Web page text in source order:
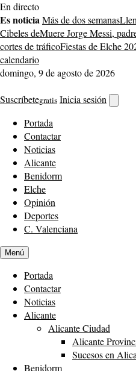
Saltar
al
contenido
En directo
Es noticiaMás de dos semanas
Cibeles deMuere Jorge Messi,
cortes de tráficoFiestas de Elche
calendario
domingo, 9 de agosto de 2026
Suscríbetegratis Inicia sesión
Portada
Contactar
Noticias
Alicante
Benidorm
Elche
Opinión
Deportes
C. Valenciana
Menú
Portada
Contactar
Noticias
Alicante
Alicante Ciudad
Alicante
Sucesos en
Benidorm